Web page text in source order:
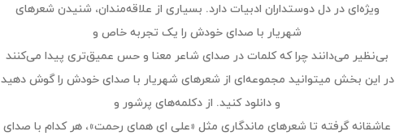
ویژه‌ای در دل دوستداران ادبیات دارد. بسیاری از علاقه‌مندان، شنیدنشعرهای
شهریار با صدای خودش را یک تجربه خاص و
بی‌نظیر می‌دانند چرا که کلمات در صدای شاعر معنا و حس عمیق‌تری پیدا می‌کنند
در این بخش میتوانید مجموعه‌ای ازشعرهای شهریار با صدای خودش را گوش دهید
و دانلود کنید. از دکلمه‌های پرشور و
عاشقانه گرفته تا شعرهای ماندگاری مثل «علی ای همای رحمت»، هر کدام با صدای